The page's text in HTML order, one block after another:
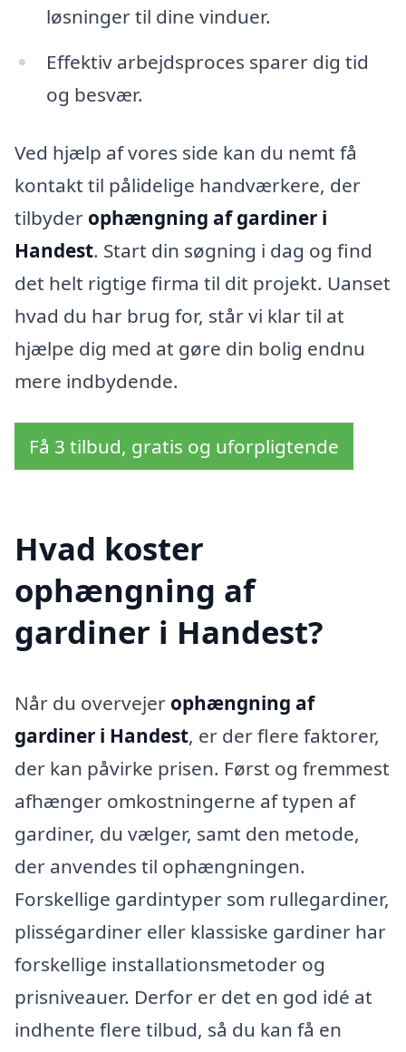
løsninger til dine vinduer.
Effektiv arbejdsproces sparer dig tid
og besvær.
Ved hjælp af vores side kan du nemt få
kontakt til pålidelige handværkere, der
tilbyder ophængning af gardiner i
Handest. Start din søgning i dag og find
det helt rigtige firma til dit projekt. Uanset
hvad du har brug for, står vi klar til at
hjælpe dig med at gøre din bolig endnu
mere indbydende.
Få 3 tilbud, gratis og uforpligtende
Hvad koster
ophængning af
gardiner i Handest?
Når du overvejer ophængning af
gardiner i Handest, er der flere faktorer,
der kan påvirke prisen. Først og fremmest
afhænger omkostningerne af typen af
gardiner, du vælger, samt den metode,
der anvendes til ophængningen.
Forskellige gardintyper som rullegardiner,
plisségardiner eller klassiske gardiner har
forskellige installationsmetoder og
prisniveauer. Derfor er det en god idé at
indhente flere tilbud, så du kan få en